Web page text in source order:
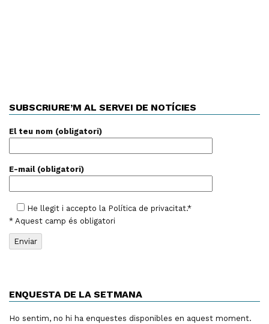
SUBSCRIURE’M AL SERVEI DE NOTÍCIES
El teu nom (obligatori)
E-mail (obligatori)
He llegit i accepto la Política de privacitat.*
* Aquest camp és obligatori
ENQUESTA DE LA SETMANA
Ho sentim, no hi ha enquestes disponibles en aquest moment.